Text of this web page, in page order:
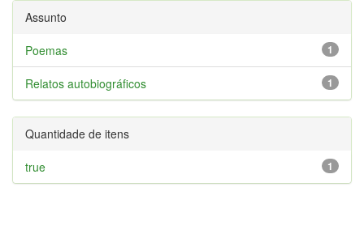
Assunto
1
Poemas
1
Relatos autobiográficos
Quantidade de itens
1
true